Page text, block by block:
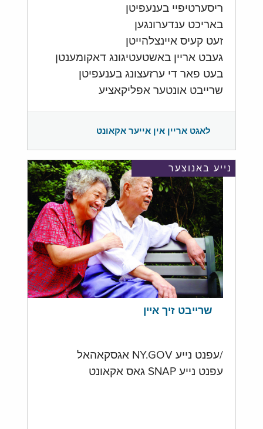
ריסערטיפיי בענעפיטן
באריכט ענדערונגען
זעט קעיס איינצלהייטן
געבט אריין באשטעטיגונג דאקומענטן
בעט פאר די ערזעצונג בענעפיטן
שרייבט אונטער אפליקאציע
לאגט אריין אין אייער אקאונט
נייע באנוצער
שרייבט זיך איין
/עפנט נייע NY.GOV אגסקאהאל
עפנט נייע SNAP גאס אקאונט